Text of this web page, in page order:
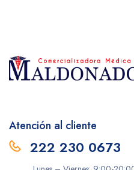
Atención al cliente
222 230 0673